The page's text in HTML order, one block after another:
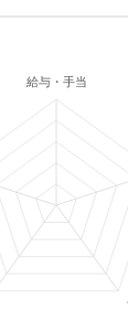
給与・手当